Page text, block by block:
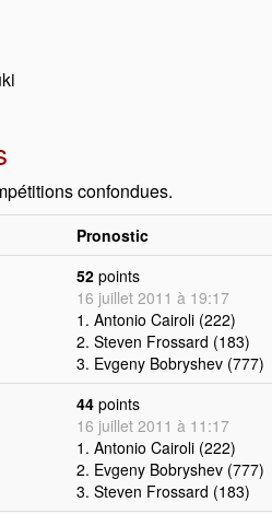
confondues.
Pronostic
52 points
16 juillet 2011 à 19:17
1. Antonio Cairoli (222)
2. Steven Frossard (183)
3. Evgeny Bobryshev (777)
44 points
16 juillet 2011 à 11:17
1. Antonio Cairoli (222)
2. Evgeny Bobryshev (777)
3. Steven Frossard (183)